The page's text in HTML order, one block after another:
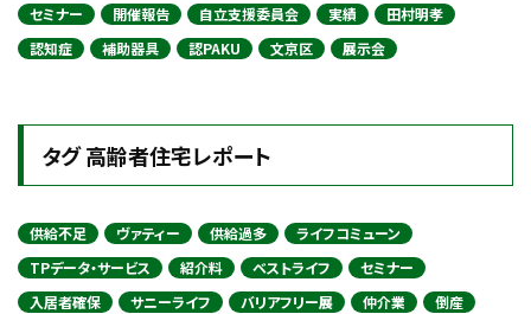
セミナー
開催報告 自立支援委員会 実績
田村明孝
認知症
補助器具 認PAKU 文京区 展示会
タグ 高齢者住宅レポート
供給不足 ヴァティー 供給過多
ライフコミューン
TPデータ・サービス
紹介料 ベストライフ
セミナー
入居者確保
サニーライフ バリアフリー展 仲介業
倒産